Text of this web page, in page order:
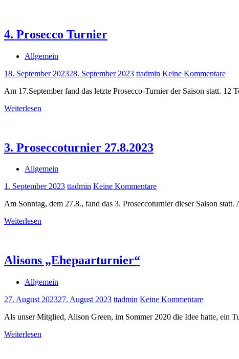
4. Prosecco Turnier
Allgemein
18. September 202328. September 2023 ttadmin Keine Kommentare
Am 17.September fand das letzte Prosecco-Turnier der Saison statt.
Weiterlesen
3. Proseccoturnier 27.8.2023
Allgemein
1. September 2023 ttadmin Keine Kommentare
Am Sonntag, dem 27.8., fand das 3. Proseccoturnier dieser Saison
Weiterlesen
Alisons „Ehepaarturnier“
Allgemein
27. August 202327. August 2023 ttadmin Keine Kommentare
Als unser Mitglied, Alison Green, im Sommer 2020 die Idee hatte, ein
Weiterlesen